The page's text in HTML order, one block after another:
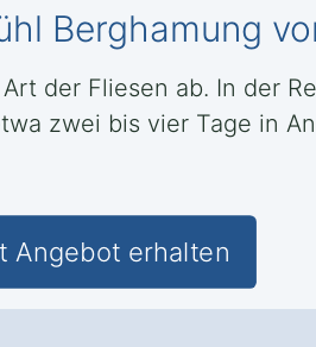
Berghamung
der Fliesen ab. In der
zwei bis vier Tage in
Angebot erhalten